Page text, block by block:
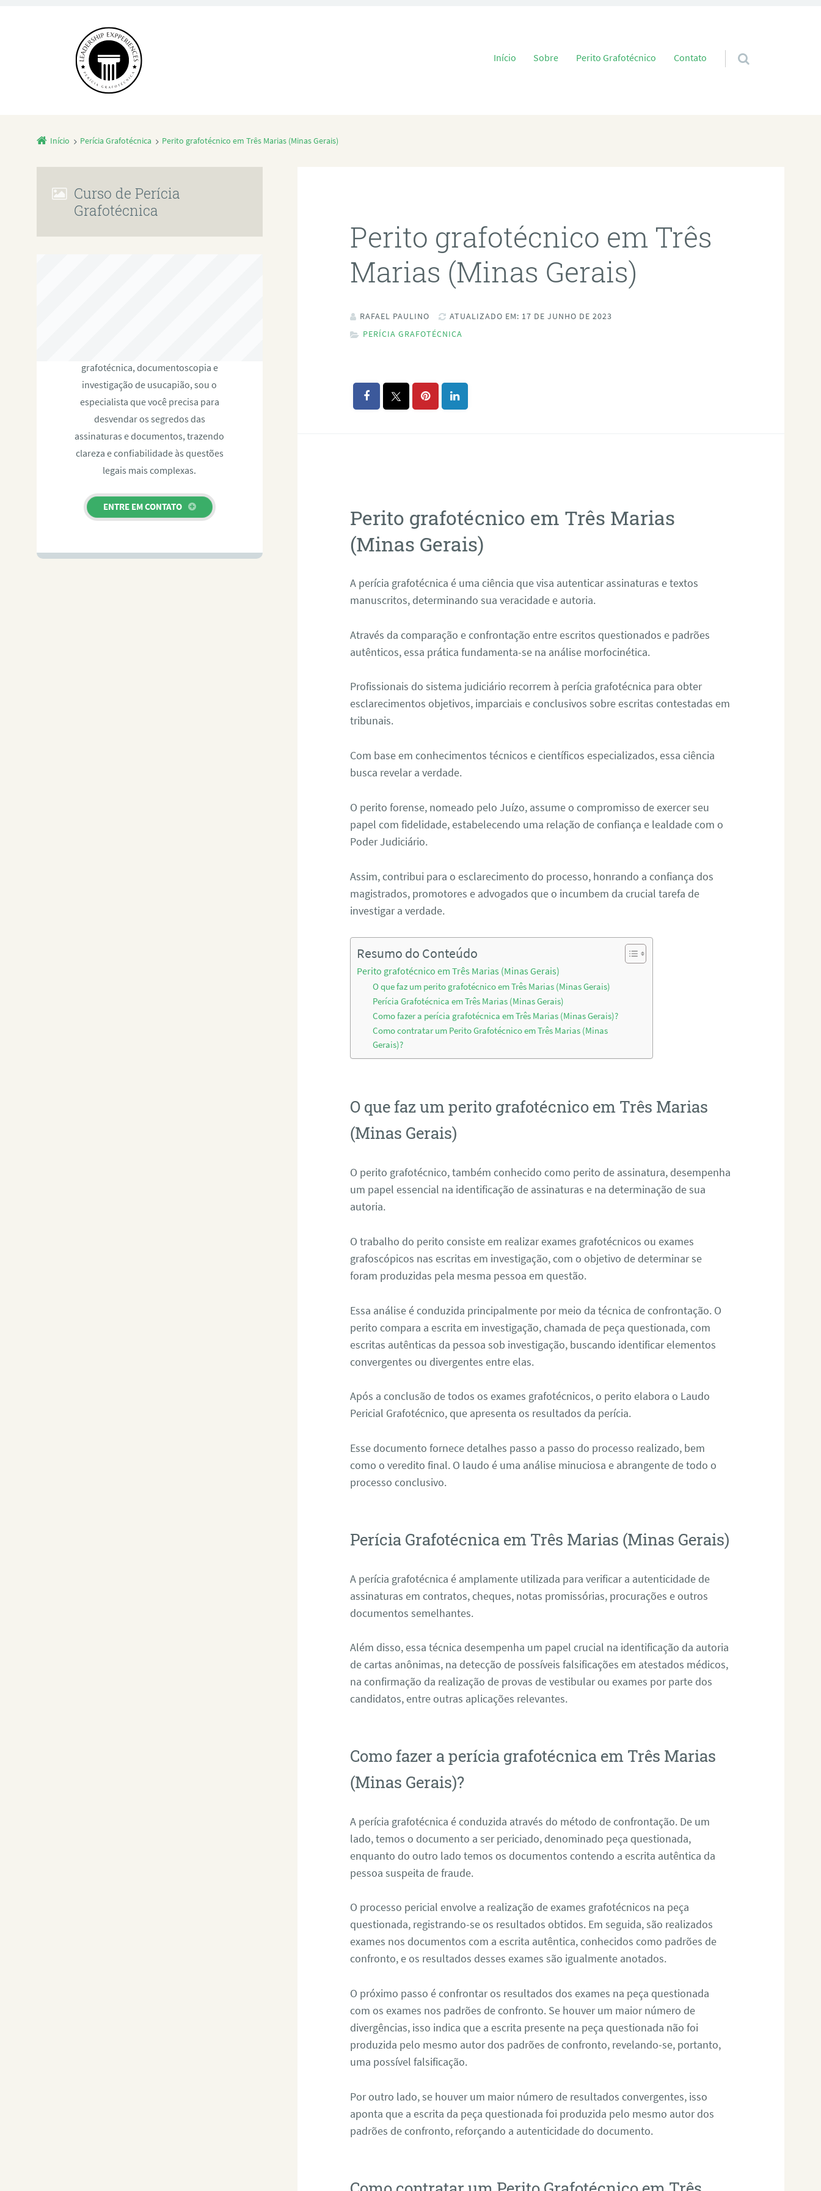
Pular para o conteúdo
Início Sobre Perito Grafotécnico Contato
Início Perícia Grafotécnica Perito grafotécnico em Três Marias (Minas Gerais)
Perito grafotécnico em Três
Marias (Minas Gerais)
RAFAEL PAULINO
ATUALIZADO EM: 17 DE JUNHO DE 2023
PERÍCIA GRAFOTÉCNICA
Perito grafotécnico em Três Marias
(Minas Gerais)
A perícia grafotécnica é uma ciência que visa autenticar assinaturas e textos
manuscritos, determinando sua veracidade e autoria.
Através da comparação e confrontação entre escritos questionados e padrões
autênticos, essa prática fundamenta-se na análise morfocinética.
Profissionais do sistema judiciário recorrem à perícia grafotécnica para obter
esclarecimentos objetivos, imparciais e conclusivos sobre escritas contestadas em
tribunais.
Com base em conhecimentos técnicos e científicos especializados, essa ciência
busca revelar a verdade.
O perito forense, nomeado pelo Juízo, assume o compromisso de exercer seu
papel com fidelidade, estabelecendo uma relação de confiança e lealdade com o
Poder Judiciário.
Assim, contribui para o esclarecimento do processo, honrando a confiança dos
magistrados, promotores e advogados que o incumbem da crucial tarefa de
investigar a verdade.
Resumo do Conteúdo
Perito grafotécnico em Três Marias (Minas Gerais)
O que faz um perito grafotécnico em Três Marias (Minas Gerais)
Perícia Grafotécnica em Três Marias (Minas Gerais)
Como fazer a perícia grafotécnica em Três Marias (Minas Gerais)?
Como contratar um Perito Grafotécnico em Três Marias (Minas
Gerais)?
O que faz um perito grafotécnico em Três Marias
(Minas Gerais)
O perito grafotécnico, também conhecido como perito de assinatura, desempenha
um papel essencial na identificação de assinaturas e na determinação de sua
autoria.
O trabalho do perito consiste em realizar exames grafotécnicos ou exames
grafoscópicos nas escritas em investigação, com o objetivo de determinar se
foram produzidas pela mesma pessoa em questão.
Essa análise é conduzida principalmente por meio da técnica de confrontação. O
perito compara a escrita em investigação, chamada de peça questionada, com
escritas autênticas da pessoa sob investigação, buscando identificar elementos
convergentes ou divergentes entre elas.
Após a conclusão de todos os exames grafotécnicos, o perito elabora o Laudo
Pericial Grafotécnico, que apresenta os resultados da perícia.
Esse documento fornece detalhes passo a passo do processo realizado, bem
como o veredito final. O laudo é uma análise minuciosa e abrangente de todo o
processo conclusivo.
Perícia Grafotécnica em Três Marias (Minas Gerais)
A perícia grafotécnica é amplamente utilizada para verificar a autenticidade de
assinaturas em contratos, cheques, notas promissórias, procurações e outros
documentos semelhantes.
Além disso, essa técnica desempenha um papel crucial na identificação da autoria
de cartas anônimas, na detecção de possíveis falsificações em atestados médicos,
na confirmação da realização de provas de vestibular ou exames por parte dos
candidatos, entre outras aplicações relevantes.
Como fazer a perícia grafotécnica em Três Marias
(Minas Gerais)?
A perícia grafotécnica é conduzida através do método de confrontação. De um
lado, temos o documento a ser periciado, denominado peça questionada,
enquanto do outro lado temos os documentos contendo a escrita autêntica da
pessoa suspeita de fraude.
O processo pericial envolve a realização de exames grafotécnicos na peça
questionada, registrando-se os resultados obtidos. Em seguida, são realizados
exames nos documentos com a escrita autêntica, conhecidos como padrões de
confronto, e os resultados desses exames são igualmente anotados.
O próximo passo é confrontar os resultados dos exames na peça questionada
com os exames nos padrões de confronto. Se houver um maior número de
divergências, isso indica que a escrita presente na peça questionada não foi
produzida pelo mesmo autor dos padrões de confronto, revelando-se, portanto,
uma possível falsificação.
Por outro lado, se houver um maior número de resultados convergentes, isso
aponta que a escrita da peça questionada foi produzida pelo mesmo autor dos
padrões de confronto, reforçando a autenticidade do documento.
Curso de Perícia
Grafotécnica
grafotécnica, documentoscopia e
investigação de usucapião, sou o
especialista que você precisa para
desvendar os segredos das
assinaturas e documentos, trazendo
clareza e confiabilidade às questões
legais mais complexas.
ENTRE EM CONTATO